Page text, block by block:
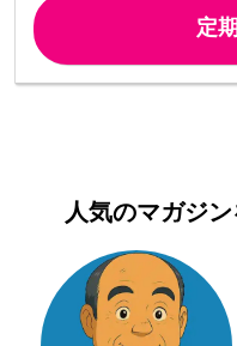
定
人気のマガジン